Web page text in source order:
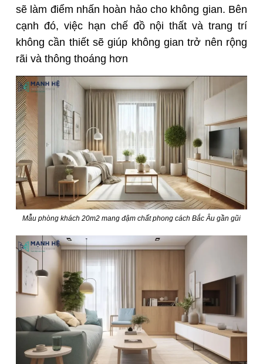
sẽ làm điểm nhấn hoàn hảo cho không gian. Bên
cạnh đó, việc hạn chế đồ nội thất và trang trí
không cần thiết sẽ giúp không gian trở nên rộng
rãi và thông thoáng hơn
Mẫu phòng khách 20m2 mang đậm chất phong cách Bắc Âu gần gũi